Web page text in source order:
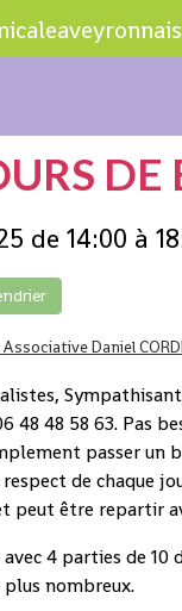
DE
de 14:00 à
Daniel
48 48 58 63. Pas
passer un
de chaque
peut être repartir
4 parties de 10
nombreux.